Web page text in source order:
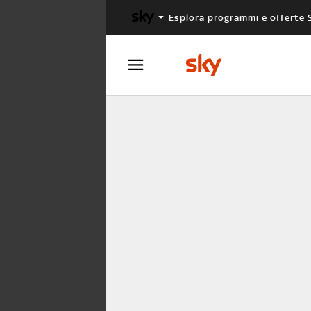
Esplora programmi e offerte